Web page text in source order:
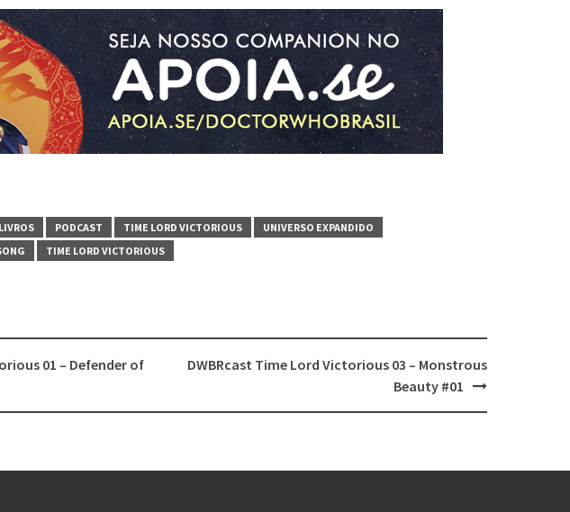
LIVROS PODCAST TIME LORD VICTORIOUS
UNIVERSO EXPANDIDO
TIME LORD VICTORIOUS
01 – Defender of
DWBRcast Time Lord Victorious 03 – Monstrous
Beauty #01